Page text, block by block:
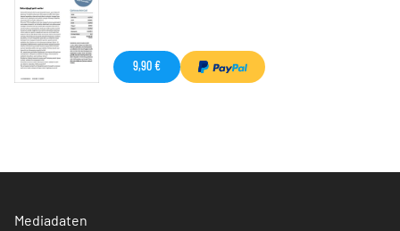
9,90 €
Mediadaten